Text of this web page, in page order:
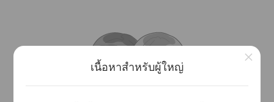
เนื้อหาสำหรับผู้ใหญ่
×